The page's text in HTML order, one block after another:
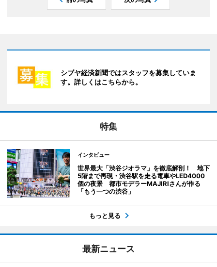
シブヤ経済新聞ではスタッフを募集していま
す。詳しくはこちらから。
特集
インタビュー
世界最大「渋谷ジオラマ」を徹底解剖！ 地下
5階まで再現・渋谷駅を走る電車やLED4000
個の夜景 都市モデラーMAJIRIさんが作る
「もう一つの渋谷」
もっと見る
最新ニュース